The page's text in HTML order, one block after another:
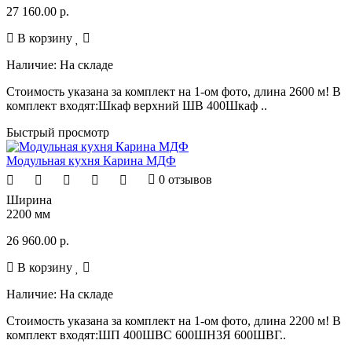
27 160.00 р.
В корзину
Наличие: На складе
Стоимость указана за комплект на 1-ом фото, длина 2600 м! В
комплект входят:Шкаф верхний ШВ 400Шкаф ..
Быстрый просмотр
Модульная кухня Карина МДФ
0 отзывов
Ширина
2200 мм
26 960.00 р.
В корзину
Наличие: На складе
Стоимость указана за комплект на 1-ом фото, длина 2200 м! В
комплект входят:ШП 400ШВС 600ШН3Я 600ШВГ..